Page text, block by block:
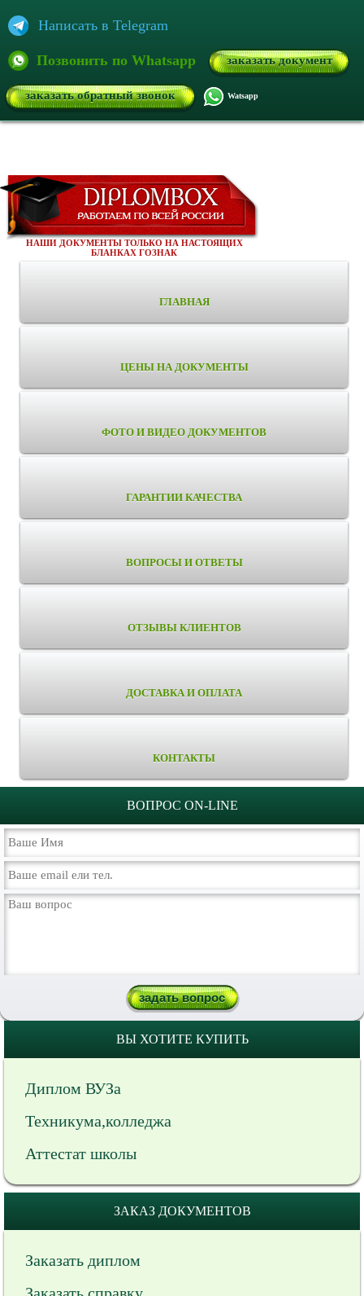
Написать в Telegram
Позвонить по Whatsapp заказать документ
заказать обратный звонок Watsapp
НАШИ ДОКУМЕНТЫ ТОЛЬКО НА НАСТОЯЩИХ
БЛАНКАХ ГОЗНАК
ГЛАВНАЯ
ЦЕНЫ НА ДОКУМЕНТЫ
ФОТО И ВИДЕО ДОКУМЕНТОВ
ГАРАНТИИ КАЧЕСТВА
ВОПРОСЫ И ОТВЕТЫ
ОТЗЫВЫ КЛИЕНТОВ
ДОСТАВКА И ОПЛАТА
КОНТАКТЫ
ВОПРОС ON-LINE
ВЫ ХОТИТЕ КУПИТЬ
Диплом ВУЗа
Техникума,колледжа
Аттестат школы
ЗАКАЗ ДОКУМЕНТОВ
Заказать диплом